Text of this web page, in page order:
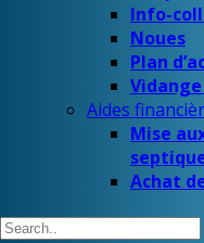
Info-
Noues
Plan
Aides
Mise
Achat